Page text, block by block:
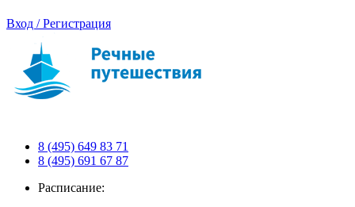
Вход / Регистрация
8 (495) 649 83 71
8 (495) 691 67 87
Расписание: